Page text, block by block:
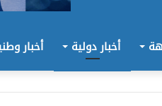
أخبار دولية أخبار